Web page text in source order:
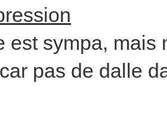
est sympa,
pas de dalle